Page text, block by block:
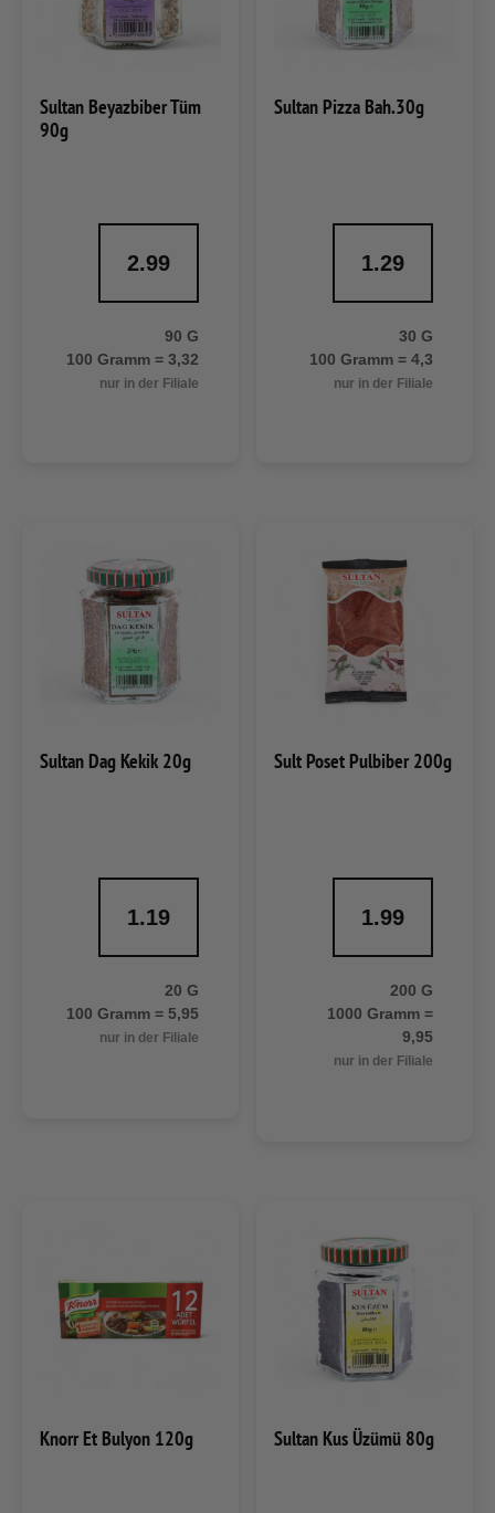
Sultan Beyazbiber Tüm
90g
2.99
90 G
100 Gramm = 3,32
nur in der Filiale
Sultan Pizza Bah.30g
1.29
30 G
100 Gramm = 4,3
nur in der Filiale
Sultan Dag Kekik 20g
1.19
20 G
100 Gramm = 5,95
nur in der Filiale
Sult Poset Pulbiber 200g
1.99
200 G
1000 Gramm =
9,95
nur in der Filiale
Knorr Et Bulyon 120g Sultan Kus Üzümü 80g